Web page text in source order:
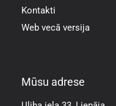
Kontakti
Web vecā versija
Mūsu adrese